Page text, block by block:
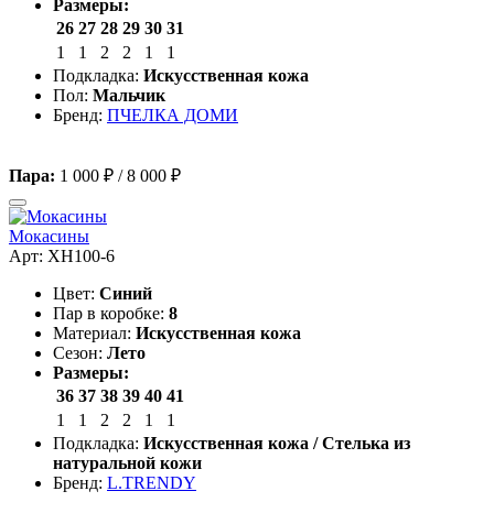
Размеры:
26 27 28 29 30 31
1
1 2 2 1
1
Подкладка: Искусственная кожа
Пол: Мальчик
Бренд: ПЧЕЛКА ДОМИ
Пара: 1 000 ₽ /8 000 ₽
Мокасины
Арт: XH100-6
Цвет: Синий
Пар в коробке: 8
Материал: Искусственная кожа
Сезон: Лето
Размеры:
36 37 38 39 40 41
1
1 2 2 1
1
Подкладка: Искусственная кожа / Стелька из
натуральной кожи
Бренд: L.TRENDY